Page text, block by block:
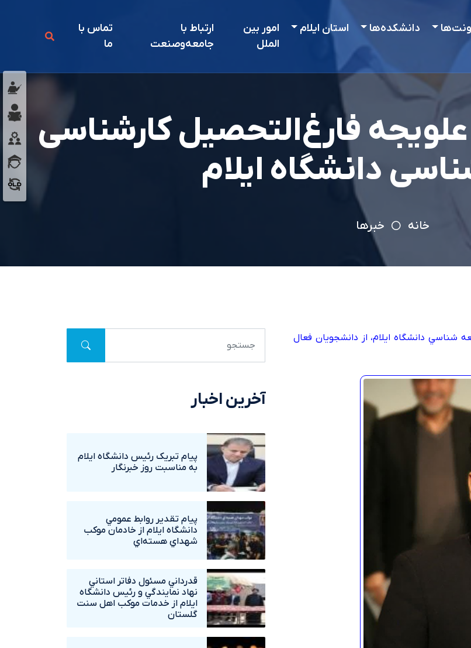
دانشکده‌ها استان ایلام
امور بين
الملل
ارتباط با
جامعه‌و‌صنعت
تماس با
ما
فارغ‌التحصیل کارشناسی
دانشگاه ایلام
خانه خبرها
شناسي دانشگاه ايلام، از دانشجويان فعال
آخرین اخبار
پيام تبريک رئيس دانشگاه ايلام
به مناسبت روز خبرنگار
پيام تقدير روابط عمومي
دانشگاه ايلام از خادمان موکب
شهداي هسته‌اي
قدرداني مسئول دفاتر استاني
نهاد نمايندگي و رئيس دانشگاه
ايلام از خدمات موکب اهل سنت
گلستان